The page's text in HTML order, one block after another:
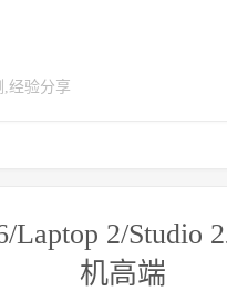
,经验分享
Laptop 2/
机高端